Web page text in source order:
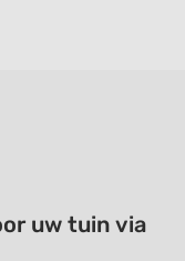
uw tuin via